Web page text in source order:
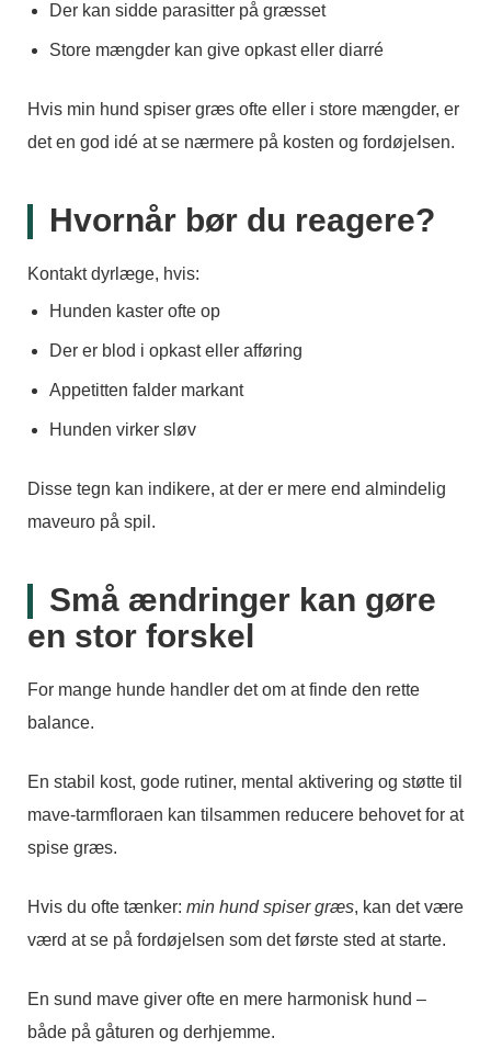
Der kan sidde parasitter på græsset
Store mængder kan give opkast eller diarré
Hvis min hund spiser græs ofte eller i store mængder, er
det en god idé at se nærmere på kosten og fordøjelsen.
Hvornår bør du reagere?
Kontakt dyrlæge, hvis:
Hunden kaster ofte op
Der er blod i opkast eller afføring
Appetitten falder markant
Hunden virker sløv
Disse tegn kan indikere, at der er mere end almindelig
maveuro på spil.
Små ændringer kan gøre
en stor forskel
For mange hunde handler det om at finde den rette
balance.
En stabil kost, gode rutiner, mental aktivering og støtte til
mave-tarmfloraen kan tilsammen reducere behovet for at
spise græs.
Hvis du ofte tænker: min hund spiser græs, kan det være
værd at se på fordøjelsen som det første sted at starte.
En sund mave giver ofte en mere harmonisk hund –
både på gåturen og derhjemme.